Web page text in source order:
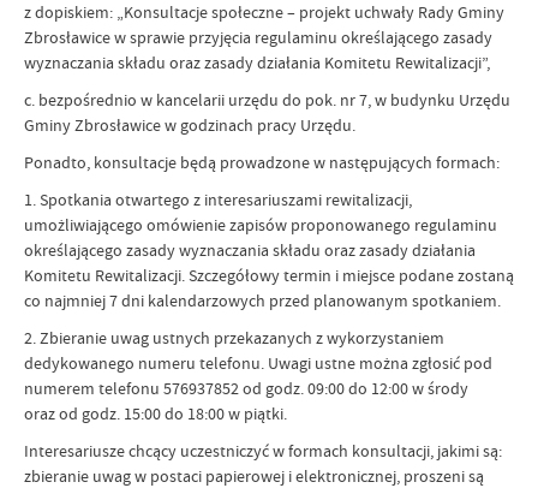
z dopiskiem: „Konsultacje społeczne – projekt uchwały Rady Gminy
Zbrosławice w sprawie przyjęcia regulaminu określającego zasady
wyznaczania składu oraz zasady działania Komitetu Rewitalizacji”,
c. bezpośrednio w kancelarii urzędu do pok. nr 7, w budynku Urzędu
Gminy Zbrosławice w godzinach pracy Urzędu.
Ponadto, konsultacje będą prowadzone w następujących formach:
1. Spotkania otwartego z interesariuszami rewitalizacji,
umożliwiającego omówienie zapisów proponowanego regulaminu
określającego zasady wyznaczania składu oraz zasady działania
Komitetu Rewitalizacji. Szczegółowy termin i miejsce podane zostaną
co najmniej 7 dni kalendarzowych przed planowanym spotkaniem.
2. Zbieranie uwag ustnych przekazanych z wykorzystaniem
dedykowanego numeru telefonu. Uwagi ustne można zgłosić pod
numerem telefonu 576937852 od godz. 09:00 do 12:00 w środy
oraz od godz. 15:00 do 18:00 w piątki.
Interesariusze chcący uczestniczyć w formach konsultacji, jakimi są:
zbieranie uwag w postaci papierowej i elektronicznej, proszeni są